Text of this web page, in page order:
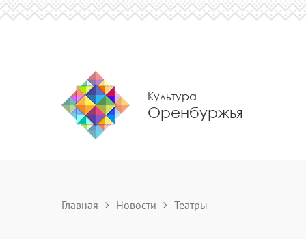
Культура
Оренбуржья
Главная Новости Театры